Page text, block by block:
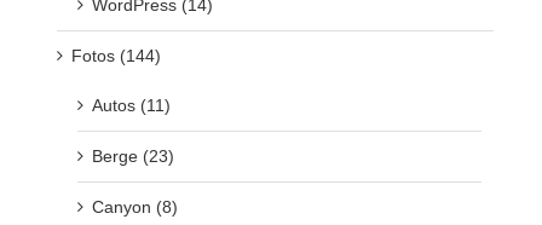
WordPress (14)
Fotos (144)
Autos (11)
Berge (23)
Canyon (8)